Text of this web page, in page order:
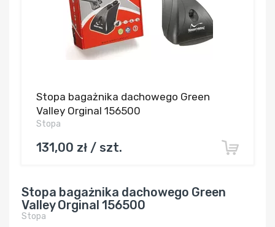
Stopa bagażnika dachowego Green
Valley Orginal 156500
Stopa
131,00 zł / szt.
Stopa bagażnika dachowego Green
Valley Orginal 156500
Stopa